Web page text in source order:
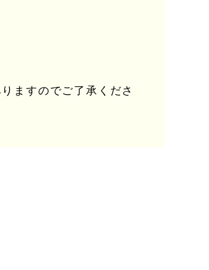
ますのでご了承くださ